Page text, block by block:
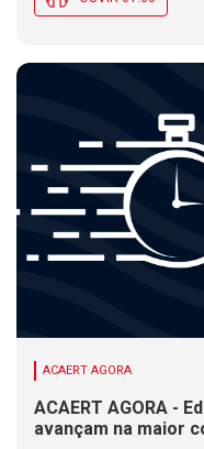
ACAERT AGORA
ACAERT AGORA -
avançam na maior